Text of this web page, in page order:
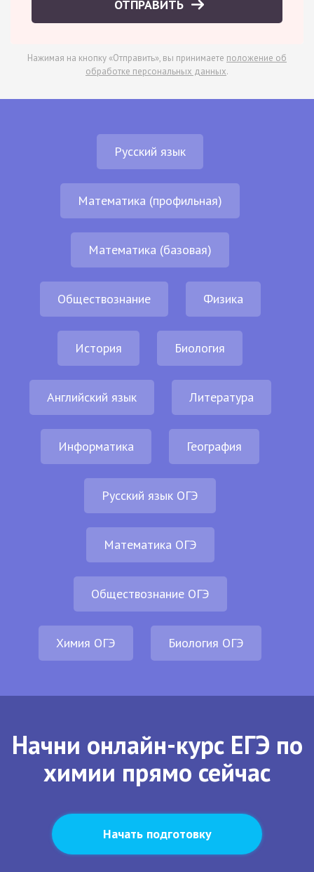
ОТПРАВИТЬ
Нажимая на кнопку «Отправить», вы принимаете положение об
обработке персональных данных.
Русский язык
Математика (профильная)
Математика (базовая)
Обществознание Физика
История Биология
Английский язык Литература
Информатика География
Русский язык ОГЭ
Математика ОГЭ
Обществознание ОГЭ
Химия ОГЭ Биология ОГЭ
Начни онлайн-курс ЕГЭ по
химии прямо сейчас
Начать подготовку